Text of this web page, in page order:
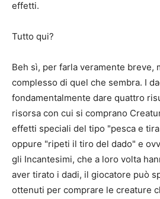
effetti.
Tutto qui?
Beh sì, per farla veramente breve,
complesso di quel che sembra. I
fondamentalmente dare quattro
risorsa con cui si comprano
effetti speciali del tipo "pesca e
oppure "ripeti il tiro del dado" e
gli Incantesimi, che a loro volta
aver tirato i dadi, il giocatore può
ottenuti per comprare le creature